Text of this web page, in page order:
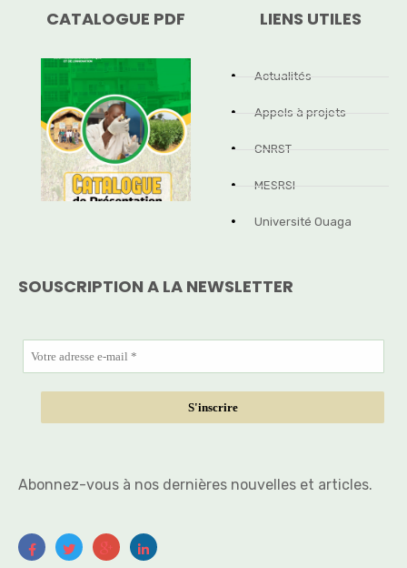
CATALOGUE PDF LIENS UTILES
Actualités
Appels à projets
CNRST
MESRSI
Université Ouaga
SOUSCRIPTION A LA NEWSLETTER
Abonnez-vous à nos dernières nouvelles et articles.